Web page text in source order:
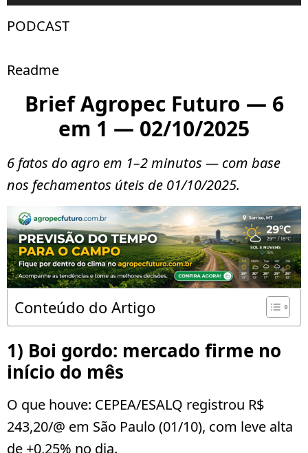
de
áudio
PODCAST
Readme
Brief Agropec Futuro — 6
em 1 — 02/10/2025
6 fatos do agro em 1–2 minutos — com base
nos fechamentos úteis de 01/10/2025.
Conteúdo do Artigo
1) Boi gordo: mercado firme no
início do mês
O que houve: CEPEA/ESALQ registrou R$
243,20/@ em São Paulo (01/10), com leve alta
de +0,25% no dia.